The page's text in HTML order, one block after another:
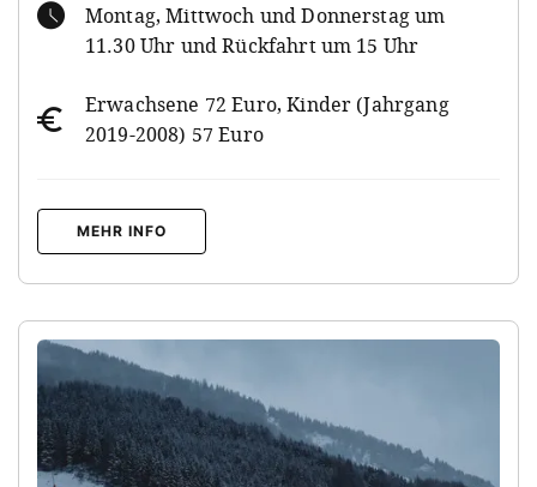
Montag, Mittwoch und Donnerstag um
11.30 Uhr und Rückfahrt um 15 Uhr
Erwachsene 72 Euro, Kinder (Jahrgang
2019-2008) 57 Euro
MEHR INFO